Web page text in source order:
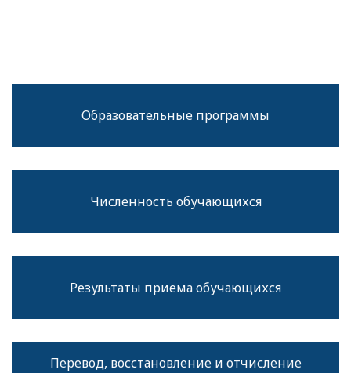
Образовательные программы
Численность обучающихся
Результаты приема обучающихся
Перевод, восстановление и отчисление